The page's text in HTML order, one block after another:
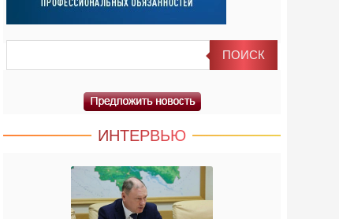
ИНТЕРВЬЮ